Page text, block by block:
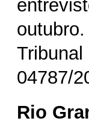
04787/
Rio